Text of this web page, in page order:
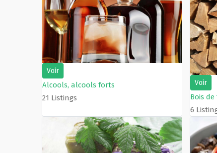
Voir
Alcools, alcools forts
21 Listings
Voir
Bois de
6
Fête Marché Paysan
Partenaires